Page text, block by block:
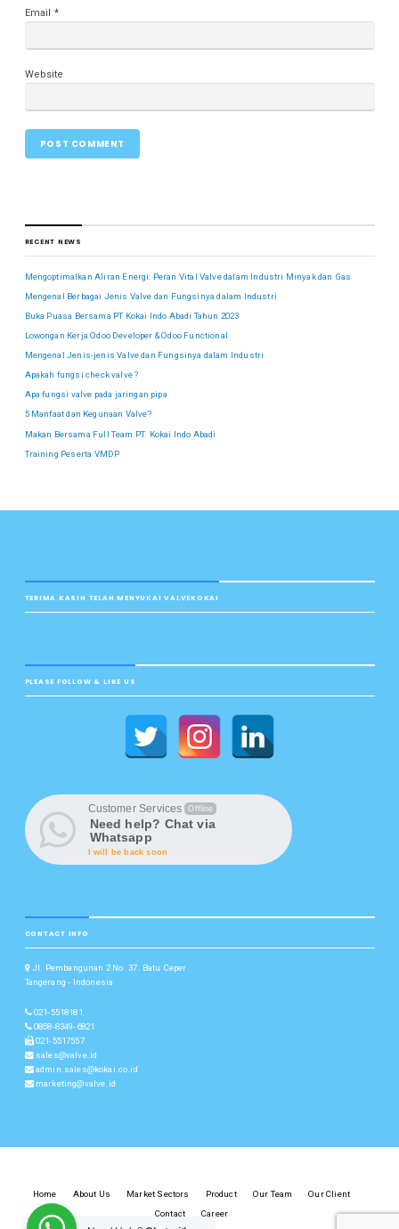
Email *
Website
RECENT NEWS
Mengoptimalkan Aliran Energi: Peran Vital Valve dalam Industri Minyak dan Gas
Mengenal Berbagai Jenis Valve dan Fungsinya dalam Industri
Buka Puasa Bersama PT Kokai Indo Abadi Tahun 2023
Lowongan Kerja Odoo Developer & Odoo Functional
Mengenal Jenis-jenis Valve dan Fungsinya dalam Industri
Apakah fungsi check valve ?
Apa fungsi valve pada jaringan pipa
5 Manfaat dan Kegunaan Valve?
Makan Bersama Full Team PT. Kokai Indo Abadi
Training Peserta VMDP
TERIMA KASIH TELAH MENYUKAI VALVEKOKAI
PLEASE FOLLOW & LIKE US
Customer Services Offline
Need help? Chat via
Whatsapp
I will be back soon
CONTACT INFO
Jl. Pembangunan 2 No. 37. Batu Ceper
Tangerang - Indonesia
021-5518181
0858-8349-6821
021-5517557
sales@valve.id
admin.sales@kokai.co.id
marketing@valve.id
Home About Us Market Sectors Product Our Team
Our Client
Contact
Career